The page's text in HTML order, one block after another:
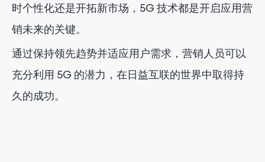
时个性化还是开拓新市场，5G 技术都是开启应用营
销未来的关键。
通过保持领先趋势并适应用户需求，营销人员可以
充分利用 5G 的潜力，在日益互联的世界中取得持
久的成功。